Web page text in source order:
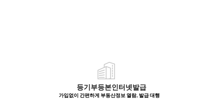
등기부등본인터넷발급
가입없이 간편하게 부동산정보 열람, 발급 대행